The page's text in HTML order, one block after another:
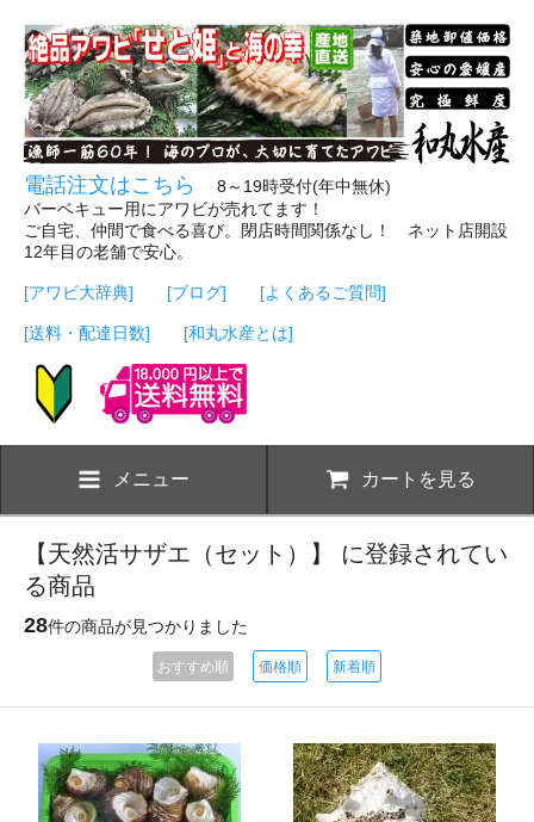
電話注文はこちら
8～19時受付(年中無休)
バーベキュー用にアワビが売れてます！
ご自宅、仲間で食べる喜び。閉店時間関係なし！ ネット店開設
12年目の老舗で安心。
[アワビ大辞典] [ブログ] [よくあるご質問]
[送料・配達日数] [和丸水産とは]
メニュー カートを見る
【天然活サザエ（セット）】 に登録されてい
る商品
28件の商品が見つかりました
おすすめ順 価格順 新着順